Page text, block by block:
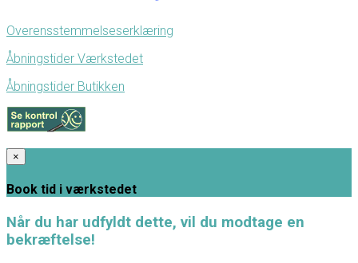
Overensstemmelseserklæring
Åbningstider Værkstedet
Åbningstider Butikken
×
Book tid i værkstedet
Når du har udfyldt dette, vil du modtage en
bekræftelse!